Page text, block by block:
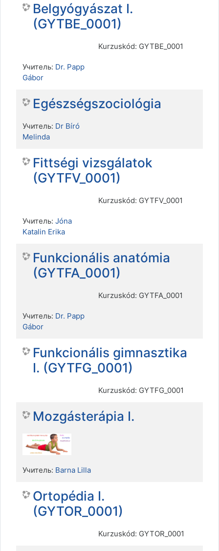
Belgyógyászat I.
(GYTBE_0001)
Kurzuskód: GYTBE_0001
Учитель: Dr. Papp
Gábor
Egészségszociológia
Учитель: Dr Bíró
Melinda
Fittségi vizsgálatok
(GYTFV_0001)
Kurzuskód: GYTFV_0001
Учитель: Jóna
Katalin Erika
Funkcionális anatómia
(GYTFA_0001)
Kurzuskód: GYTFA_0001
Учитель: Dr. Papp
Gábor
Funkcionális gimnasztika
I. (GYTFG_0001)
Kurzuskód: GYTFG_0001
Mozgásterápia I.
Учитель: Barna Lilla
Ortopédia I.
(GYTOR_0001)
Kurzuskód: GYTOR_0001